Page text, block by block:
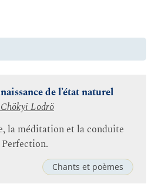
de l’état naturel
Lodrö
la méditation et la conduite
Chants et poèmes